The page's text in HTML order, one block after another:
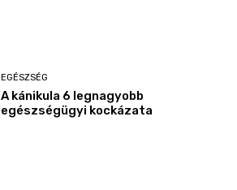
EGÉSZSÉG
A kánikula 6 legnagyobb
egészségügyi kockázata